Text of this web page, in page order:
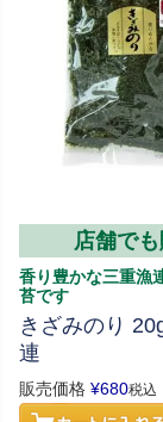
店舗で
香り豊かな三重漁
苔です
きざみのり
連
販売価格 ¥680税込